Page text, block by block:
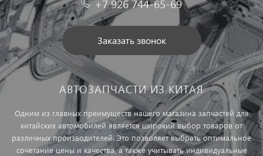
+7 926 744-65-69
Заказать звонок
АВТОЗАПЧАСТИ ИЗ КИТАЯ
Одним из главных преимуществ нашего магазина запчастей для
китайских автомобилей является широкий выбор товаров от
различных производителей. Это позволяет выбрать оптимальное
сочетание цены и качества, а также учитывать индивидуальные